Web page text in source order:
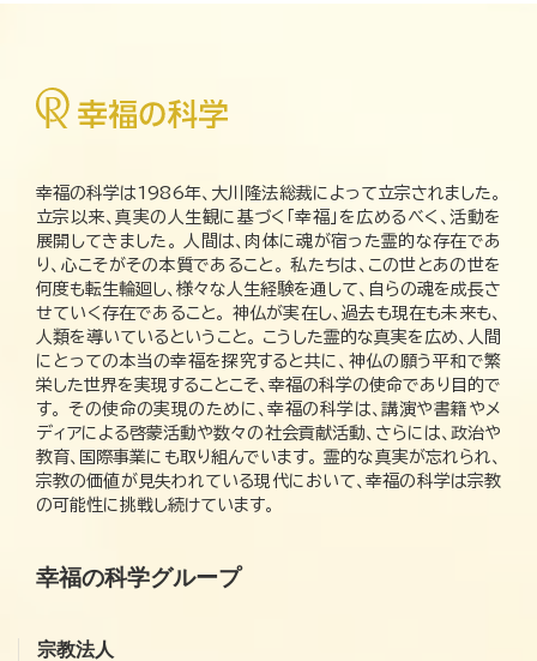
幸福の科学は1986年、大川隆法総裁によって立宗されました。
立宗以来、真実の人生観に基づく「幸福」を広めるべく、活動を
展開してきました。 人間は、肉体に魂が宿った霊的な存在であ
り、心こそがその本質であること。 私たちは、この世とあの世を
何度も転生輪廻し、様々な人生経験を通して、自らの魂を成長さ
せていく存在であること。 神仏が実在し、過去も現在も未来も、
人類を導いているということ。 こうした霊的な真実を広め、人間
にとっての本当の幸福を探究すると共に、神仏の願う平和で繁
栄した世界を実現することこそ、幸福の科学の使命であり目的で
す。 その使命の実現のために、幸福の科学は、講演や書籍やメ
ディアによる啓蒙活動や数々の社会貢献活動、さらには、政治や
教育、国際事業にも取り組んでいます。 霊的な真実が忘れられ、
宗教の価値が見失われている現代において、幸福の科学は宗教
の可能性に挑戦し続けています。
幸福の科学グループ
宗教法人